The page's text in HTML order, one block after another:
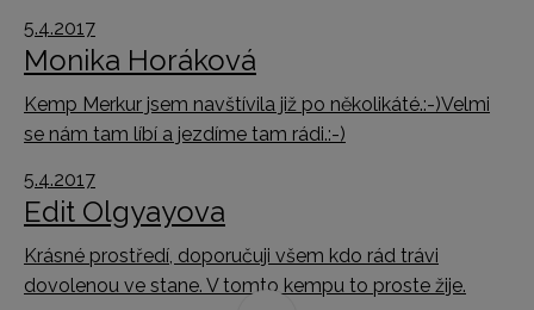
5.4.2017
Monika Horáková
Kemp Merkur jsem navštívila již po několikáté.:-)Velmi
se nám tam líbí a jezdíme tam rádi.:-)
5.4.2017
Edit Olgyayova
Krásné prostředí, doporučuji všem kdo rád trávi
dovolenou ve stane. V tomto kempu to proste žije.